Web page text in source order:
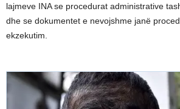
lajmeve INA se procedurat administrative
dhe se dokumentet e nevojshme janë
ekzekutim.